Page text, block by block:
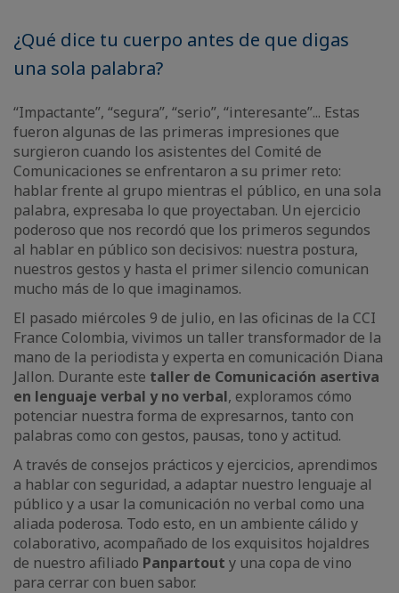
¿Qué dice tu cuerpo antes de que digas
una sola palabra?
“Impactante”, “segura”, “serio”, “interesante”... Estas
fueron algunas de las primeras impresiones que
surgieron cuando los asistentes del Comité de
Comunicaciones se enfrentaron a su primer reto:
hablar frente al grupo mientras el público, en una sola
palabra, expresaba lo que proyectaban. Un ejercicio
poderoso que nos recordó que los primeros segundos
al hablar en público son decisivos: nuestra postura,
nuestros gestos y hasta el primer silencio comunican
mucho más de lo que imaginamos.
El pasado miércoles 9 de julio, en las oficinas de la CCI
France Colombia, vivimos un taller transformador de la
mano de la periodista y experta en comunicación Diana
Jallon. Durante este taller de Comunicación asertiva
en lenguaje verbal y no verbal, exploramos cómo
potenciar nuestra forma de expresarnos, tanto con
palabras como con gestos, pausas, tono y actitud.
A través de consejos prácticos y ejercicios, aprendimos
a hablar con seguridad, a adaptar nuestro lenguaje al
público y a usar la comunicación no verbal como una
aliada poderosa. Todo esto, en un ambiente cálido y
colaborativo, acompañado de los exquisitos hojaldres
de nuestro afiliado Panpartout y una copa de vino
para cerrar con buen sabor.